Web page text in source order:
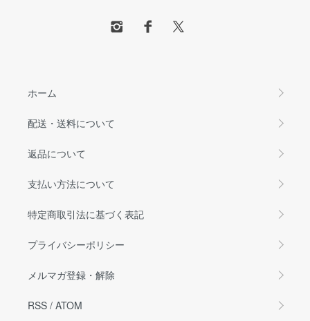
ホーム
配送・送料について
返品について
支払い方法について
特定商取引法に基づく表記
プライバシーポリシー
メルマガ登録・解除
RSS / ATOM